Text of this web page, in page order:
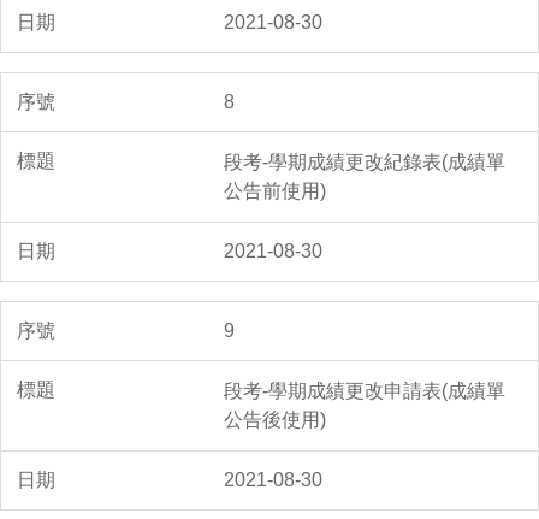
2021-08-30
8
段考-學期成績更改紀錄表(成績單
公告前使用)
2021-08-30
9
段考-學期成績更改申請表(成績單
公告後使用)
2021-08-30